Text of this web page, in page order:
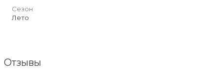
Сезон
Лето
Отзывы